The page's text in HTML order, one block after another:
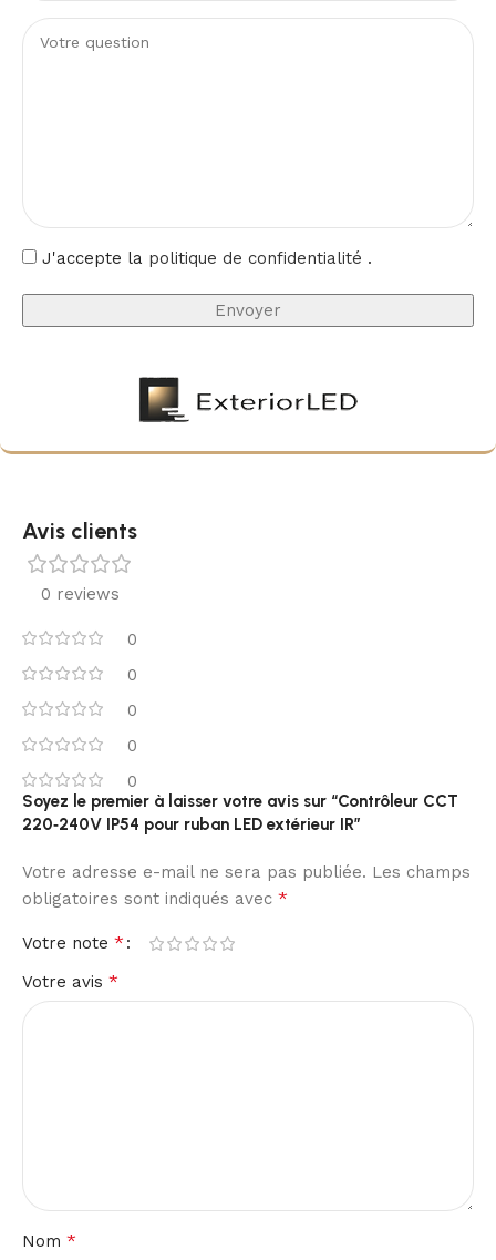
J'accepte la politique de confidentialité .
Avis clients
0 reviews
0
0
0
0
0
Soyez le premier à laisser votre avis sur “Contrôleur CCT
220‑240V IP54 pour ruban LED extérieur IR”
Votre adresse e-mail ne sera pas publiée. Les champs
obligatoires sont indiqués avec *
Votre note *
Votre avis *
Nom *